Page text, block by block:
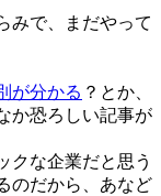
みで、まだやって
が分かる ？とか、
か恐ろしい記事が
クな企業だと思う
のだから、あなど